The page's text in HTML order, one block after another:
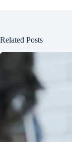
Related Posts